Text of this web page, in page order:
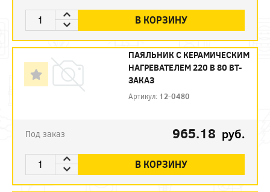
В КОРЗИНУ
ПАЯЛЬНИК С КЕРАМИЧЕСКИМ
НАГРЕВАТЕЛЕМ 220 В 80 ВТ-
ЗАКАЗ
Артикул: 12-0480
Под заказ 965.18 руб.
В КОРЗИНУ